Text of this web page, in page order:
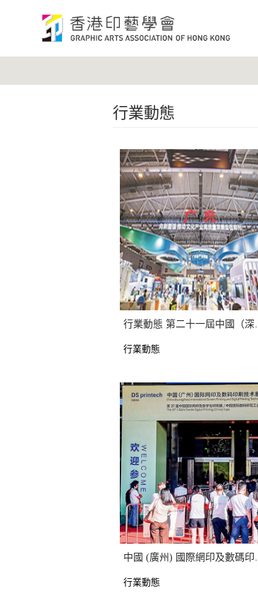
行業動態
行業動態 第
行業動態
中國 (廣
行業動態